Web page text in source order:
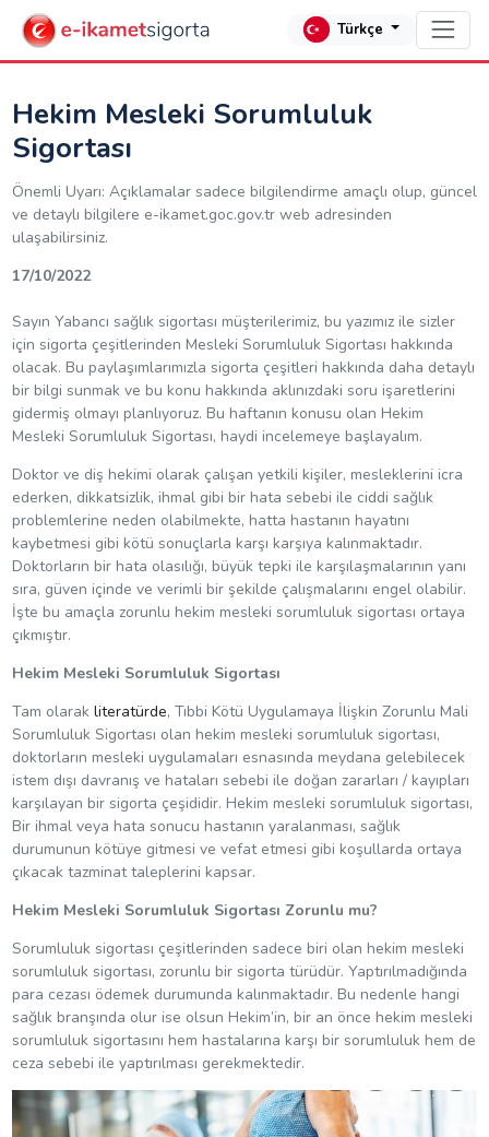
Türkçe
Hekim Mesleki Sorumluluk
Sigortası
Önemli Uyarı: Açıklamalar sadece bilgilendirme amaçlı olup, güncel
ve detaylı bilgilere e-ikamet.goc.gov.tr web adresinden
ulaşabilirsiniz.
17/10/2022
Sayın Yabancı sağlık sigortası müşterilerimiz, bu yazımız ile sizler
için sigorta çeşitlerinden Mesleki Sorumluluk Sigortası hakkında
olacak. Bu paylaşımlarımızla sigorta çeşitleri hakkında daha detaylı
bir bilgi sunmak ve bu konu hakkında aklınızdaki soru işaretlerini
gidermiş olmayı planlıyoruz. Bu haftanın konusu olan Hekim
Mesleki Sorumluluk Sigortası, haydi incelemeye başlayalım.
Doktor ve diş hekimi olarak çalışan yetkili kişiler, mesleklerini icra
ederken, dikkatsizlik, ihmal gibi bir hata sebebi ile ciddi sağlık
problemlerine neden olabilmekte, hatta hastanın hayatını
kaybetmesi gibi kötü sonuçlarla karşı karşıya kalınmaktadır.
Doktorların bir hata olasılığı, büyük tepki ile karşılaşmalarının yanı
sıra, güven içinde ve verimli bir şekilde çalışmalarını engel olabilir.
İşte bu amaçla zorunlu hekim mesleki sorumluluk sigortası ortaya
çıkmıştır.
Hekim Mesleki Sorumluluk Sigortası
Tam olarak literatürde, Tıbbi Kötü Uygulamaya İlişkin Zorunlu Mali
Sorumluluk Sigortası olan hekim mesleki sorumluluk sigortası,
doktorların mesleki uygulamaları esnasında meydana gelebilecek
istem dışı davranış ve hataları sebebi ile doğan zararları / kayıpları
karşılayan bir sigorta çeşididir. Hekim mesleki sorumluluk sigortası,
Bir ihmal veya hata sonucu hastanın yaralanması, sağlık
durumunun kötüye gitmesi ve vefat etmesi gibi koşullarda ortaya
çıkacak tazminat taleplerini kapsar.
Hekim Mesleki Sorumluluk Sigortası Zorunlu mu?
Sorumluluk sigortası çeşitlerinden sadece biri olan hekim mesleki
sorumluluk sigortası, zorunlu bir sigorta türüdür. Yaptırılmadığında
para cezası ödemek durumunda kalınmaktadır. Bu nedenle hangi
sağlık branşında olur ise olsun Hekim’in, bir an önce hekim mesleki
sorumluluk sigortasını hem hastalarına karşı bir sorumluluk hem de
ceza sebebi ile yaptırılması gerekmektedir.